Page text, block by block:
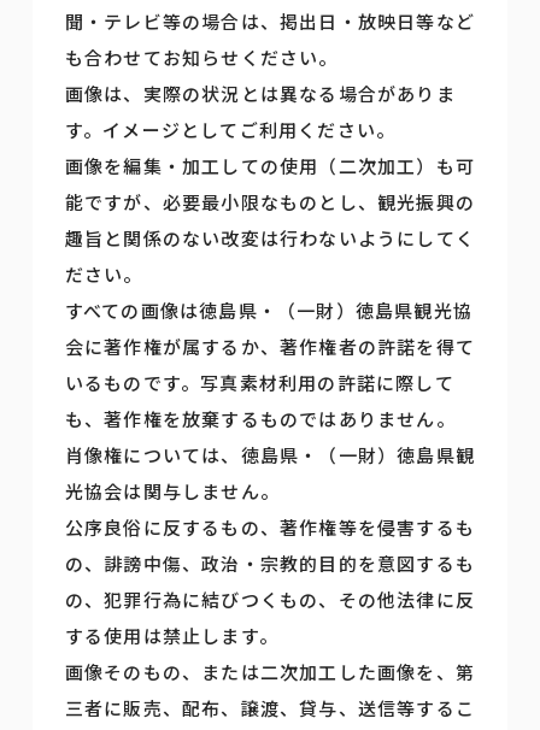
聞・テレビ等の場合は、掲出日・放映日等など
も合わせてお知らせください。
画像は、実際の状況とは異なる場合がありま
す。イメージとしてご利用ください。
画像を編集・加工しての使用（二次加工）も可
能ですが、必要最小限なものとし、観光振興の
趣旨と関係のない改変は行わないようにしてく
ださい。
すべての画像は徳島県・（一財）徳島県観光協
会に著作権が属するか、著作権者の許諾を得て
いるものです。写真素材利用の許諾に際して
も、著作権を放棄するものではありません。
肖像権については、徳島県・（一財）徳島県観
光協会は関与しません。
公序良俗に反するもの、著作権等を侵害するも
の、誹謗中傷、政治・宗教的目的を意図するも
の、犯罪行為に結びつくもの、その他法律に反
する使用は禁止します。
画像そのもの、または二次加工した画像を、第
三者に販売、配布、譲渡、貸与、送信等するこ